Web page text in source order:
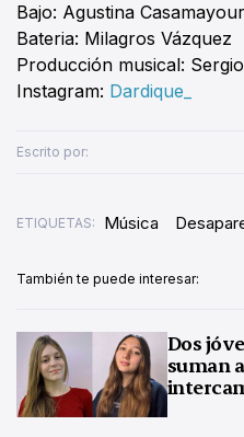
Bajo: Agustina
Bateria: Milagros Vázquez
Producción musical:
Instagram: Dardique_
Escrito por:
ETIQUETAS: Música
También te puede interesar:
Dos
suman